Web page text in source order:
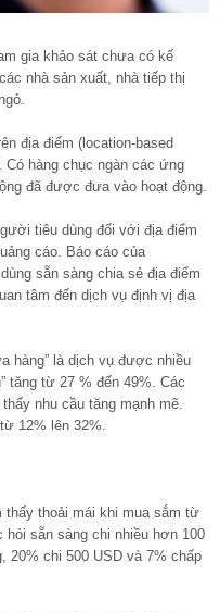
gia khảo sát chưa có kế
nhà sản xuất, nhà tiếp thị
địa điểm (location-based
hàng chục ngàn các ứng
đã được đưa vào hoạt động.
tiêu dùng đối với địa điểm
cáo. Báo cáo của
sẵn sàng chia sẻ địa điểm
tâm đến dịch vụ định vị địa
hàng” là dịch vụ được nhiều
tăng từ 27 % đến 49%. Các
nhu cầu tăng mạnh mẽ.
12% lên 32%.
thoải mái khi mua sắm từ
sẵn sàng chi nhiều hơn 100
20% chi 500 USD và 7% chấp